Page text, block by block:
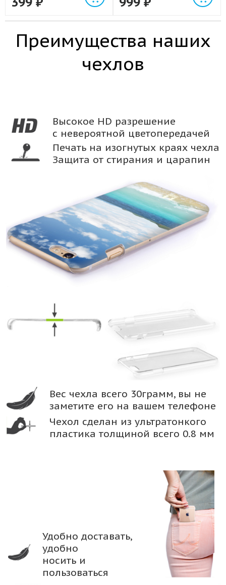
Преимущества наших
чехлов
Высокое HD разрешение
с невероятной цветопередачей
Печать на изогнутых краях чехла
Защита от стирания и царапин
Вес чехла всего 30грамм, вы не
заметите его на вашем телефоне
Чехол сделан из ультратонкого
пластика толщиной всего 0.8 мм
Удобно доставать,
удобно
носить и
пользоваться